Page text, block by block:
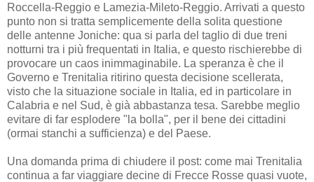
Roccella-Reggio e Lamezia-Mileto-Reggio. Arrivati a questo
punto non si tratta semplicemente della solita questione
delle antenne Joniche: qua si parla del taglio di due treni
notturni tra i più frequentati in Italia, e questo rischierebbe di
provocare un caos inimmaginabile. La speranza è che il
Governo e Trenitalia ritirino questa decisione scellerata,
visto che la situazione sociale in Italia, ed in particolare in
Calabria e nel Sud, è già abbastanza tesa. Sarebbe meglio
evitare di far esplodere "la bolla", per il bene dei cittadini
(ormai stanchi a sufficienza) e del Paese.
Una domanda prima di chiudere il post: come mai Trenitalia
continua a far viaggiare decine di Frecce Rosse quasi vuote,